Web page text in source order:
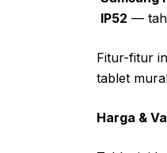
IP52 —
Fitur-fitur
tablet
Harga &